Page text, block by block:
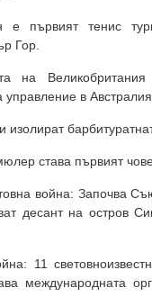
първият тенис
Гор.
на
управление в Австралия.
изолират
става първият
война: Започва
десант на остров
11
международната